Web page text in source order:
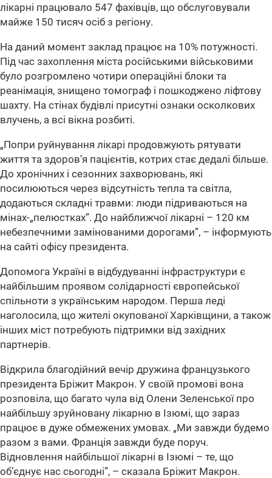
лікарні працювало 547 фахівців, що обслуговували
майже 150 тисяч осіб з регіону.
На даний момент заклад працює на 10% потужності.
Під час захоплення міста російськими військовими
було розгромлено чотири операційні блоки та
реанімація, знищено томограф і пошкоджено ліфтову
шахту. На стінах будівлі присутні ознаки осколкових
влучень, а всі вікна розбиті.
„Попри руйнування лікарі продовжують рятувати
життя та здоров’я пацієнтів, котрих стає дедалі більше.
До хронічних і сезонних захворювань, які
посилюються через відсутність тепла та світла,
додаються складні травми: люди підриваються на
мінах-„пелюстках”. До найближчої лікарні – 120 км
небезпечними замінованими дорогами”, – інформують
на сайті офісу президента.
Допомога Україні в відбудуванні інфраструктури є
найбільшим проявом солідарності європейської
спільноти з українським народом. Перша леді
наголосила, що жителі окупованої Харківщини, а також
інших міст потребують підтримки від західних
партнерів.
Відкрила благодійний вечір дружина французького
президента Бріжит Макрон. У своїй промові вона
розповіла, що багато чула від Олени Зеленської про
найбільшу зруйновану лікарню в Ізюмі, що зараз
працює в дуже обмежених умовах. „Ми завжди будемо
разом з вами. Франція завжди буде поруч.
Відновлення найбільшої лікарні в Ізюмі – те, що
об’єднує нас сьогодні”, – сказала Бріжит Макрон.